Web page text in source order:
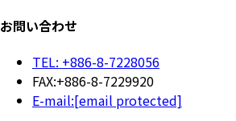
お問い合わせ
TEL: +886-8-7228056
FAX:+886-8-7229920
E-mail:[email protected]